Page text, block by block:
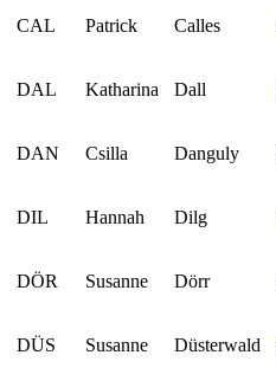
CAL Patrick Calles
DAL Katharina Dall
DAN Csilla Danguly
DIL Hannah Dilg
DÖR Susanne Dörr
DÜS Susanne Düsterwald